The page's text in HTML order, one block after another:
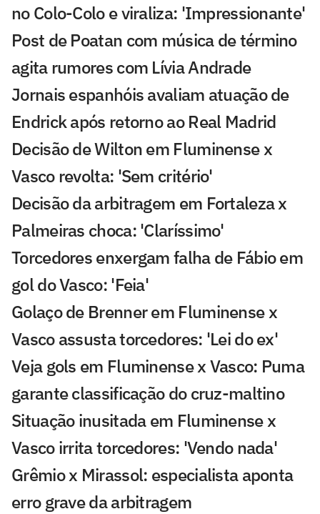
no Colo-Colo e viraliza: 'Impressionante'
Post de Poatan com música de término
agita rumores com Lívia Andrade
Jornais espanhóis avaliam atuação de
Endrick após retorno ao Real Madrid
Decisão de Wilton em Fluminense x
Vasco revolta: 'Sem critério'
Decisão da arbitragem em Fortaleza x
Palmeiras choca: 'Claríssimo'
Torcedores enxergam falha de Fábio em
gol do Vasco: 'Feia'
Golaço de Brenner em Fluminense x
Vasco assusta torcedores: 'Lei do ex'
Veja gols em Fluminense x Vasco: Puma
garante classificação do cruz-maltino
Situação inusitada em Fluminense x
Vasco irrita torcedores: 'Vendo nada'
Grêmio x Mirassol: especialista aponta
erro grave da arbitragem